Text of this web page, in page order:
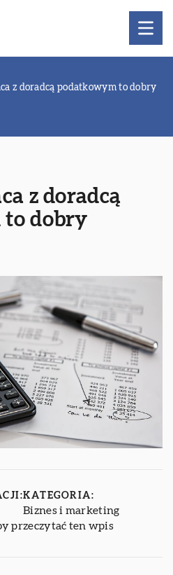
z doradcą podatkowym to dobry
z doradcą
dobry
KATEGORIA:
Biznes i marketing
przeczytać ten wpis